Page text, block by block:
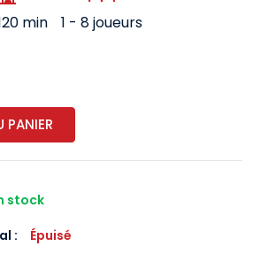
min 1 - 8 joueurs
PANIER
stock
: Épuisé